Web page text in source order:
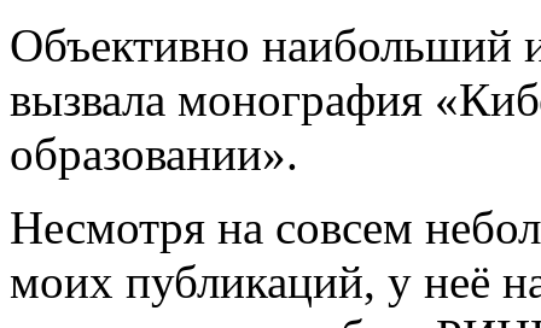
Объективно наибольший
вызвала монография
образовании».
Несмотря на совсем
моих публикаций, у неё